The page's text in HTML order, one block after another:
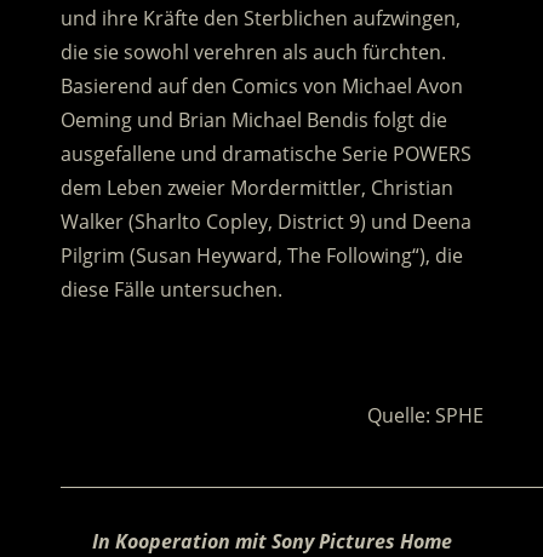
und ihre Kräfte den Sterblichen aufzwingen,
die sie sowohl verehren als auch fürchten.
Basierend auf den Comics von Michael Avon
Oeming und Brian Michael Bendis folgt die
ausgefallene und dramatische Serie POWERS
dem Leben zweier Mordermittler, Christian
Walker (Sharlto Copley, District 9) und Deena
Pilgrim (Susan Heyward, The Following“), die
diese Fälle untersuchen.
Quelle: SPHE
In Kooperation mit Sony Pictures Home